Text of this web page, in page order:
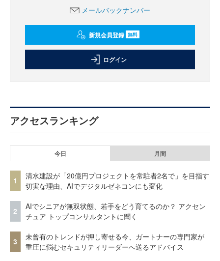
メールバックナンバー
新規会員登録 無料
ログイン
アクセスランキング
今日 月間
1
清水建設が「20億円プロジェクトを常駐者2名で」を目指す
切実な理由、AIでデジタルゼネコンにも変化
2
AIでシニアが無双状態、若手をどう育てるのか？ アクセン
チュア トップコンサルタントに聞く
3
未曾有のトレンドが押し寄せる今、ガートナーの専門家が
重圧に悩むセキュリティリーダーへ送るアドバイス